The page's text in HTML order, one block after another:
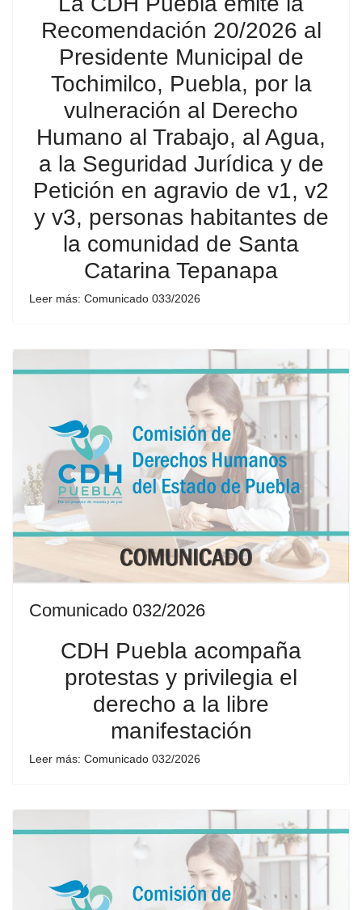
Recomendación 20/2026 al
Presidente Municipal de
Tochimilco, Puebla, por la
vulneración al Derecho
Humano al Trabajo, al Agua,
a la Seguridad Jurídica y de
Petición en agravio de v1, v2
y v3, personas habitantes de
la comunidad de Santa
Catarina Tepanapa
Leer más: Comunicado 033/2026
Comunicado 032/2026
CDH Puebla acompaña
protestas y privilegia el
derecho a la libre
manifestación
Leer más: Comunicado 032/2026